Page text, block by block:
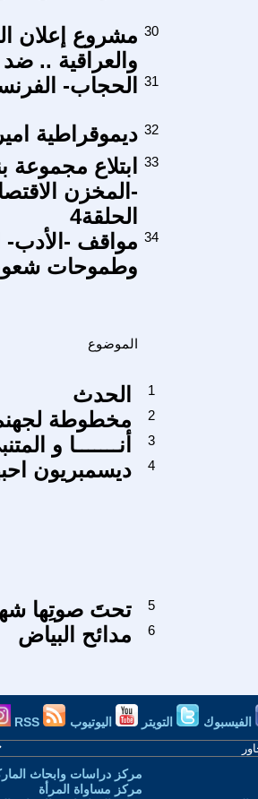
مشروع إعلان
والعراقية .. ضد
30
الحجاب- 31
ديموقراطية 32
ابتلاع
-المخزن
الحلقة4
33
مواقف -الأدب-
وطموحات
34
الموضوع
الحدث
1
مخطوطة
2
أنـــــــا و
3
ديسمبريون 4
تحتَ صوتِها
5
مدائح البياض 6
الفيسبوك التويتر اليوتيوب
مركز دراسات وابحاث
مركز مساواة المرأة